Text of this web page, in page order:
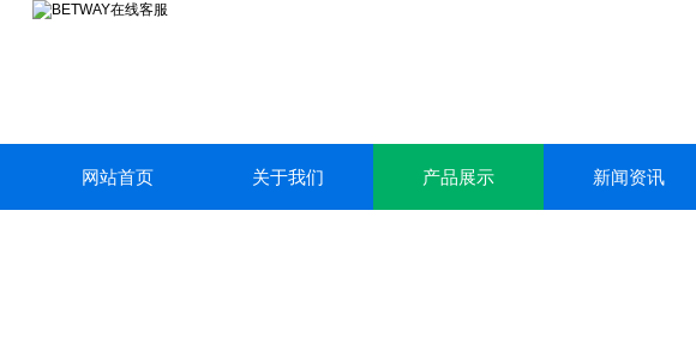
网站首页 关于我们 产品展示 新闻资讯